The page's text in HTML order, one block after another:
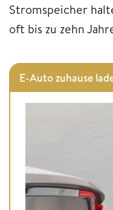
Stromspeicher
oft bis zu zehn
E-Auto zuhause